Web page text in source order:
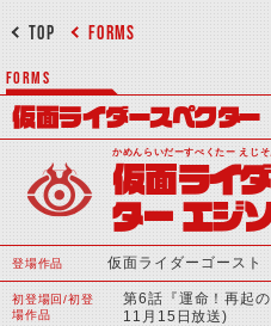
FORMS
TOP
FORMS
仮面ライダースペクター
かめんらいだーすぺくたー えじ
仮面ライ
ター エジ
登場作品 仮面ライダーゴースト
初登場回/初登
場作品
第6話『運命！再起
11月15日放送)